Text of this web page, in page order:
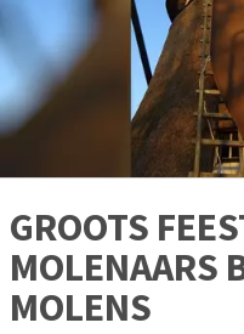
GROOTS
MOLENAARS
MOLENS